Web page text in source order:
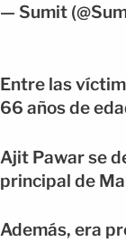
— Sumit
Entre las
66 años de
Ajit Pawar se
principal de
Además, era